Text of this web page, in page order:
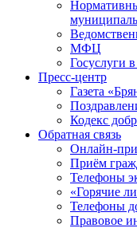
МФЦ
Госуслуги
Пресс-центр
Газета
Кодекс
Обратная связь
Онлайн-
Приём
Телефоны
«Горячие
Телефоны
Правовое